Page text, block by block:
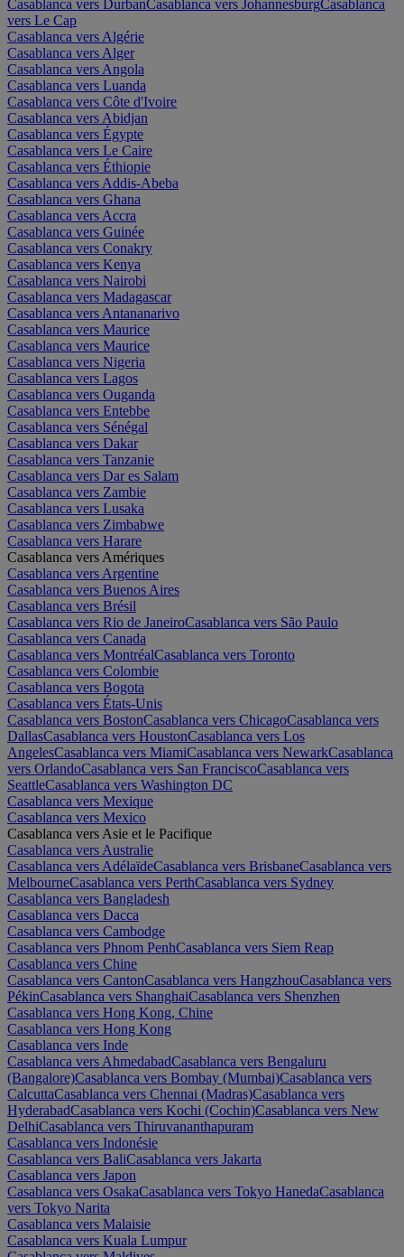
Casablanca vers DurbanCasablanca vers JohannesburgCasablanca
vers Le Cap
Casablanca vers Algérie
Casablanca vers Alger
Casablanca vers Angola
Casablanca vers Luanda
Casablanca vers Côte d'Ivoire
Casablanca vers Abidjan
Casablanca vers Égypte
Casablanca vers Le Caire
Casablanca vers Éthiopie
Casablanca vers Addis-Abeba
Casablanca vers Ghana
Casablanca vers Accra
Casablanca vers Guinée
Casablanca vers Conakry
Casablanca vers Kenya
Casablanca vers Nairobi
Casablanca vers Madagascar
Casablanca vers Antananarivo
Casablanca vers Maurice
Casablanca vers Maurice
Casablanca vers Nigeria
Casablanca vers Lagos
Casablanca vers Ouganda
Casablanca vers Entebbe
Casablanca vers Sénégal
Casablanca vers Dakar
Casablanca vers Tanzanie
Casablanca vers Dar es Salam
Casablanca vers Zambie
Casablanca vers Lusaka
Casablanca vers Zimbabwe
Casablanca vers Harare
Casablanca vers Amériques
Casablanca vers Argentine
Casablanca vers Buenos Aires
Casablanca vers Brésil
Casablanca vers Rio de JaneiroCasablanca vers São Paulo
Casablanca vers Canada
Casablanca vers MontréalCasablanca vers Toronto
Casablanca vers Colombie
Casablanca vers Bogota
Casablanca vers États-Unis
Casablanca vers BostonCasablanca vers ChicagoCasablanca vers
DallasCasablanca vers HoustonCasablanca vers Los
AngelesCasablanca vers MiamiCasablanca vers NewarkCasablanca
vers OrlandoCasablanca vers San FranciscoCasablanca vers
SeattleCasablanca vers Washington DC
Casablanca vers Mexique
Casablanca vers Mexico
Casablanca vers Asie et le Pacifique
Casablanca vers Australie
Casablanca vers AdélaïdeCasablanca vers BrisbaneCasablanca vers
MelbourneCasablanca vers PerthCasablanca vers Sydney
Casablanca vers Bangladesh
Casablanca vers Dacca
Casablanca vers Cambodge
Casablanca vers Phnom PenhCasablanca vers Siem Reap
Casablanca vers Chine
Casablanca vers CantonCasablanca vers HangzhouCasablanca vers
PékinCasablanca vers ShanghaiCasablanca vers Shenzhen
Casablanca vers Hong Kong, Chine
Casablanca vers Hong Kong
Casablanca vers Inde
Casablanca vers AhmedabadCasablanca vers Bengaluru
(Bangalore)Casablanca vers Bombay (Mumbai)Casablanca vers
CalcuttaCasablanca vers Chennai (Madras)Casablanca vers
HyderabadCasablanca vers Kochi (Cochin)Casablanca vers New
DelhiCasablanca vers Thiruvananthapuram
Casablanca vers Indonésie
Casablanca vers BaliCasablanca vers Jakarta
Casablanca vers Japon
Casablanca vers OsakaCasablanca vers Tokyo HanedaCasablanca
vers Tokyo Narita
Casablanca vers Malaisie
Casablanca vers Kuala Lumpur